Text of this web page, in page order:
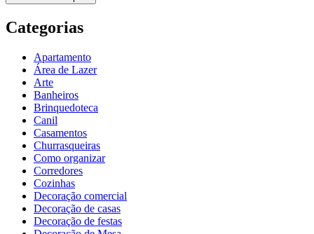
Categorias
Apartamento
Área de Lazer
Arte
Banheiros
Brinquedoteca
Canil
Casamentos
Churrasqueiras
Como organizar
Corredores
Cozinhas
Decoração comercial
Decoração de casas
Decoração de festas